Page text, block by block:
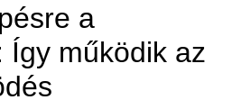
a
Így működik az